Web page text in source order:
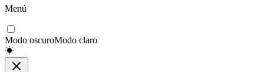
Menú
Modo oscuroModo claro